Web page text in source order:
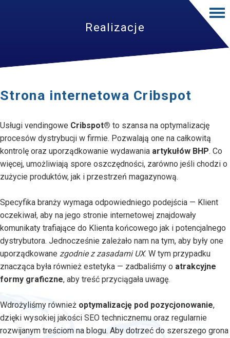
Realizacje
Strona internetowa Cribspot
Usługi vendingowe Cribspot® to szansa na optymalizację
procesów dystrybucji w firmie. Pozwalają one na całkowitą
kontrolę oraz uporządkowanie wydawania artykułów BHP. Co
więcej, umożliwiają spore oszczędności, zarówno jeśli chodzi o
zużycie produktów, jak i przestrzeń magazynową.
Specyfika branży wymaga odpowiedniego podejścia — Klient
oczekiwał, aby na jego stronie internetowej znajdowały
komunikaty trafiające do Klienta końcowego jak i potencjalnego
dystrybutora. Jednocześnie zależało nam na tym, aby były one
uporządkowane zgodnie z zasadami UX. W tym przypadku
znacząca była również estetyka — zadbaliśmy o atrakcyjne
formy graficzne, aby treść przyciągała uwagę.
Wdrożyliśmy również optymalizację pod pozycjonowanie,
dzięki wysokiej jakości SEO technicznemu oraz regularnie
rozwijanym treściom na blogu. Aby dotrzeć do szerszego grona